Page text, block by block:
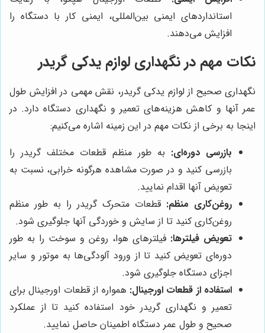
استانداردهای ایمنی بین‌المللی، ایمنی کار با دستگاه را
افزایش می‌دهند.
نکات مهم در نگهداری لوازم یدکی گریدر
نگهداری صحیح از لوازم یدکی گریدر، نقش مهمی در افزایش طول
عمر آنها و کاهش هزینه‌های تعمیر و نگهداری دستگاه دارد. در
اینجا به برخی از نکات مهم در این زمینه اشاره می‌کنیم:
بازرسی دوره‌ای: به طور منظم قطعات مختلف گریدر را
بازرسی کنید و در صورت مشاهده هرگونه خرابی، نسبت به
تعویض آنها اقدام نمایید.
روغن‌کاری منظم: قطعات متحرک گریدر را به طور منظم
روغن‌کاری کنید تا از سایش و خوردگی آنها جلوگیری شود.
تعویض فیلترها: فیلترهای هوا، روغن و سوخت را به طور
دوره‌ای تعویض کنید تا از ورود آلودگی‌ها به موتور و سایر
اجزای دستگاه جلوگیری شود.
استفاده از قطعات اورجینال: همواره از قطعات اورجینال برای
تعمیر و نگهداری گریدر خود استفاده کنید تا از عملکرد
صحیح و طول عمر دستگاه اطمینان حاصل نمایید.